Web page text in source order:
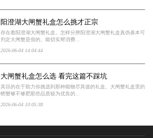
阳澄湖大闸蟹礼盒怎么挑才正宗
存在着阳澄湖大闸蟹礼盒。怎样分辨阳澄湖大闸蟹礼盒真伪基本可
判定大闸蟹是假的。能切实帮消费...
2026-06-04 14:04:44
大闸蟹礼盒怎么选 看完这篇不踩坑
其目的在于助力你挑选到那种能物尽其值的礼盒。大闸蟹礼盒里的
螃蟹够不够肥那些品质较为优良的...
2026-06-04 10:05:38